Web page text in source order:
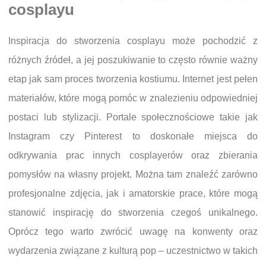
cosplayu
Inspiracja do stworzenia cosplayu może pochodzić z
różnych źródeł, a jej poszukiwanie to często równie ważny
etap jak sam proces tworzenia kostiumu. Internet jest pełen
materiałów, które mogą pomóc w znalezieniu odpowiedniej
postaci lub stylizacji. Portale społecznościowe takie jak
Instagram czy Pinterest to doskonałe miejsca do
odkrywania prac innych cosplayerów oraz zbierania
pomysłów na własny projekt. Można tam znaleźć zarówno
profesjonalne zdjęcia, jak i amatorskie prace, które mogą
stanowić inspirację do stworzenia czegoś unikalnego.
Oprócz tego warto zwrócić uwagę na konwenty oraz
wydarzenia związane z kulturą pop – uczestnictwo w takich